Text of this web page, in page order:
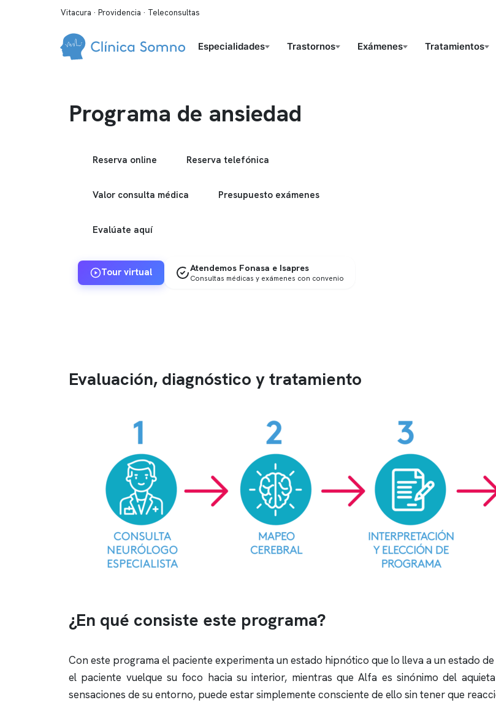
Vitacura · Providencia · Teleconsultas
Especialidades Trastornos Exámenes Tratamientos
Programa de ansiedad
Reserva online Reserva telefónica
Valor consulta médica Presupuesto exámenes
Evalúate aquí
Tour virtual Atendemos Fonasa e Isapres
Consultas médicas y exámenes con convenio
Evaluación, diagnóstico y tratamiento
¿En qué consiste este programa?
Con este programa el paciente experimenta un estado hipnótico que lo lleva a un estado
el paciente vuelque su foco hacia su interior, mientras que Alfa es sinónimo del
sensaciones de su entorno, puede estar simplemente consciente de ello sin tener que